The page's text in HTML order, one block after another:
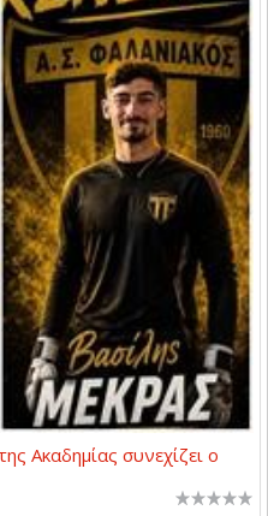
Ακαδημίας συνεχίζει ο